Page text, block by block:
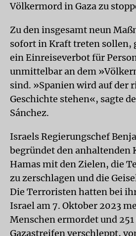
Völkermord in Gaza zu
Zu den insgesamt neun
sofort in Kraft treten sollen,
ein Einreiseverbot für
unmittelbar an dem
sind. »Spanien wird auf der
Geschichte stehen«, sagte
Sánchez.
Israels Regierungschef
begründet den anhaltenden
Hamas mit den Zielen, die
zu zerschlagen und die
Die Terroristen hatten bei
Israel am 7. Oktober 2023
Menschen ermordet und
Gazastreifen verschleppt,